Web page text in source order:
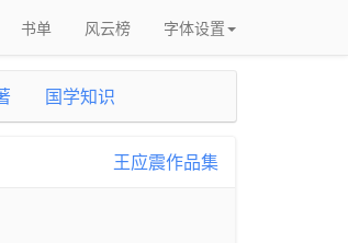
书单 风云榜 字体设置
国学知识
王应震作品集